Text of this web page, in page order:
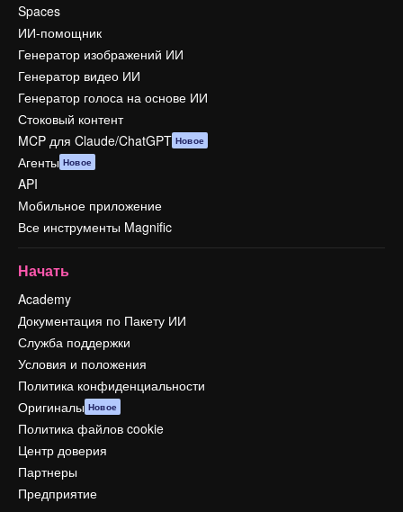
Spaces
ИИ-помощник
Генератор изображений ИИ
Генератор видео ИИ
Генератор голоса на основе ИИ
Стоковый контент
MCP для Claude/ChatGPT Новое
Агенты Новое
API
Мобильное приложение
Все инструменты Magnific
Начать
Academy
Документация по Пакету ИИ
Служба поддержки
Условия и положения
Политика конфиденциальности
Оригиналы Новое
Политика файлов cookie
Центр доверия
Партнеры
Предприятие